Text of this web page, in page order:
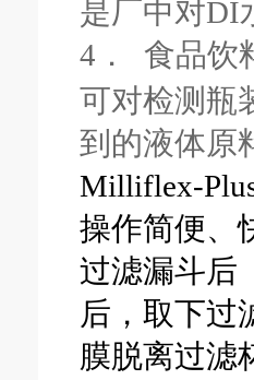
是厂中对DI
4．
食品饮
可对检测瓶
到的液体原
Milliflex-
操作简便、
过滤漏斗后
后，取下过
膜脱离过滤